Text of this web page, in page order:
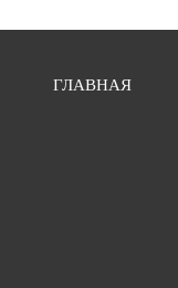
ГЛАВНАЯ